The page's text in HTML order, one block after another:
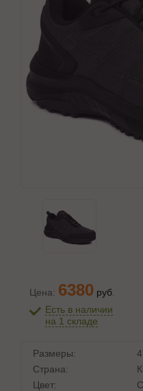
Цена: 6380 руб
Есть в наличии
на 1 складе
Размеры:
Страна:
Цвет: